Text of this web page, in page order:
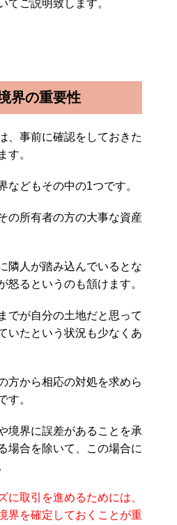
てご説明致します。
界の重要性
、事前に確認をしておきた
す。
などもその中の1つです。
の所有者の方の大事な資産
隣人が踏み込んでいるとな
怒るというのも頷けます。
でが自分の土地だと思って
いたという状況も少なくあ
方から相応の対処を求めら
す。
境界に誤差があることを承
場合を除いて、この場合に
に取引を進めるためには、
界を確定しておくことが重